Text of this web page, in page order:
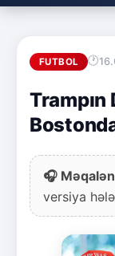
FUTBOL
🎧
versiya